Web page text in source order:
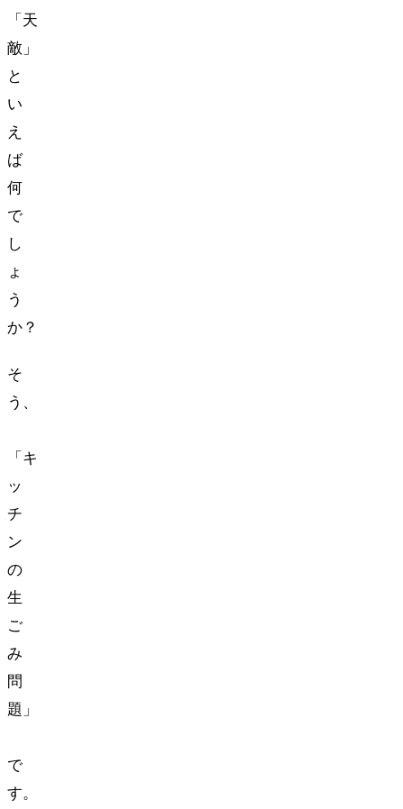
「天
敵」
と
い
え
ば
何
で
し
ょ
う
か？
そ
う、
「キ
ッ
チ
ン
の
生
ご
み
問
題」
で
す。